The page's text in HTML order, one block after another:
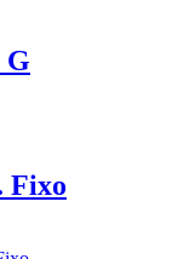
G
Fixo